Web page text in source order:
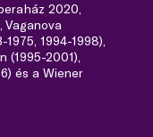
2020,
Vaganova
1994-1998),
(1995-2001),
és a Wiener